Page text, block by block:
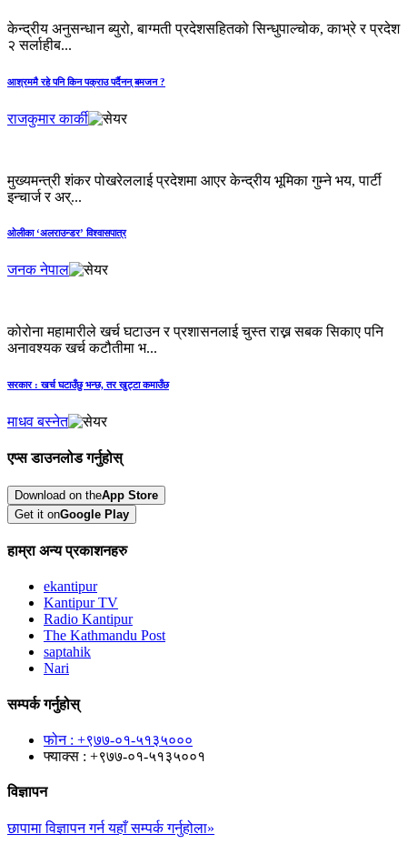
केन्द्रीय अनुसन्धान ब्युरो, बाग्मती प्रदेशसहितको सिन्धुपाल्चोक, काभ्रे र प्रदेश
२ सर्लाहीब...
आश्रममै रहे पनि किन पक्राउ पर्दैनन् बमजन ?
राजकुमार कार्की
मुख्यमन्त्री शंकर पोखरेललाई प्रदेशमा आएर केन्द्रीय भूमिका गुम्ने भय, पार्टी
इन्चार्ज र अर्...
ओलीका ‘अलराउन्डर’ विश्वासपात्र
जनक नेपाल
कोरोना महामारीले खर्च घटाउन र प्रशासनलाई चुस्त राख्न सबक सिकाए पनि
अनावश्यक खर्च कटौतीमा भ...
सरकार : खर्च घटाउँछु भन्छ, तर खुट्टा कमाउँछ
माधव बस्नेत
एप्स डाउनलोड गर्नुहोस्
Download on theApp Store
Get it onGoogle Play
हाम्रा अन्य प्रकाशनहरु
ekantipur
Kantipur TV
Radio Kantipur
The Kathmandu Post
saptahik
Nari
सम्पर्क गर्नुहोस्
फोन : +९७७-०१-५१३५०००
फ्याक्स : +९७७-०१-५१३५००१
विज्ञापन
छापामा विज्ञापन गर्न यहाँ सम्पर्क गर्नुहोला»